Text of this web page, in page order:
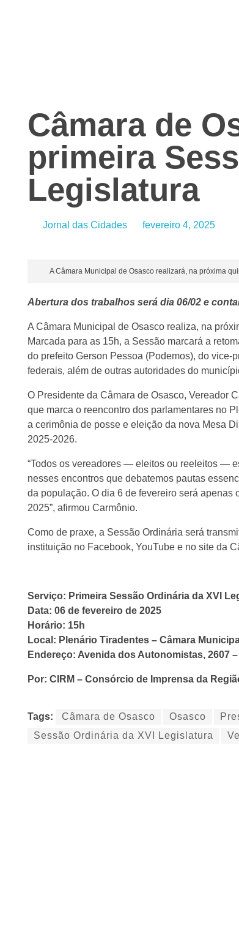
Câmara de
primeira
Legislatura
Jornal das Cidades fevereiro 4, 2025
A Câmara Municipal de Osasco realizará, na próxima
Abertura dos trabalhos será dia 06/02 e
A Câmara Municipal de Osasco realiza, na
Marcada para as 15h, a Sessão marcará a
do prefeito Gerson Pessoa (Podemos), do
federais, além de outras autoridades do
O Presidente da Câmara de Osasco, Vereador
que marca o reencontro dos parlamentares no
a cerimônia de posse e eleição da nova Mesa
2025-2026.
“Todos os vereadores — eleitos ou reeleitos —
nesses encontros que debatemos pautas
da população. O dia 6 de fevereiro será apenas
2025”, afirmou Carmônio.
Como de praxe, a Sessão Ordinária será
instituição no Facebook, YouTube e no site da
Serviço: Primeira Sessão Ordinária da XVI
Data: 06 de fevereiro de 2025
Horário: 15h
Local: Plenário Tiradentes – Câmara
Endereço: Avenida dos Autonomistas, 2607
Por: CIRM – Consórcio de Imprensa da
Tags: Câmara de Osasco Osasco
Sessão Ordinária da XVI Legislatura